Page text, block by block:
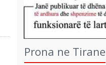
Prona ne Tirane